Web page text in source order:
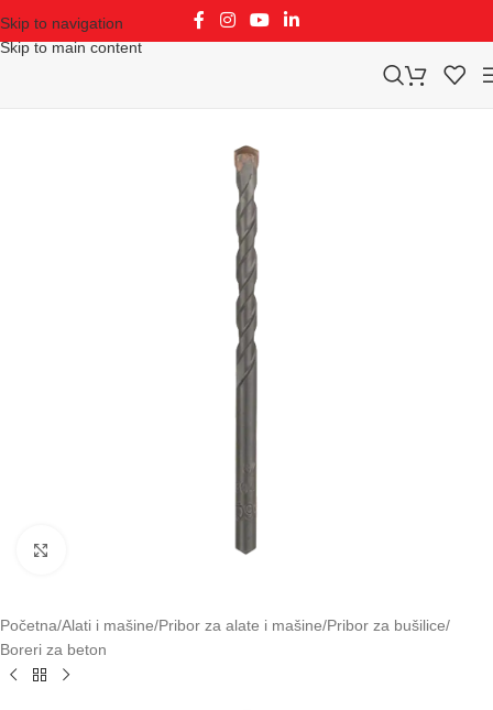
Skip to navigation
Skip to main content
Početna/Alati i mašine/Pribor za alate i mašine/Pribor za bušilice/
Boreri za beton